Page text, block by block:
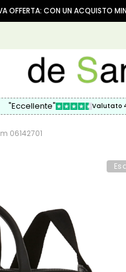
OFFERTA: CON UN ACQUISTO
"Eccellente" Valutato
06142701